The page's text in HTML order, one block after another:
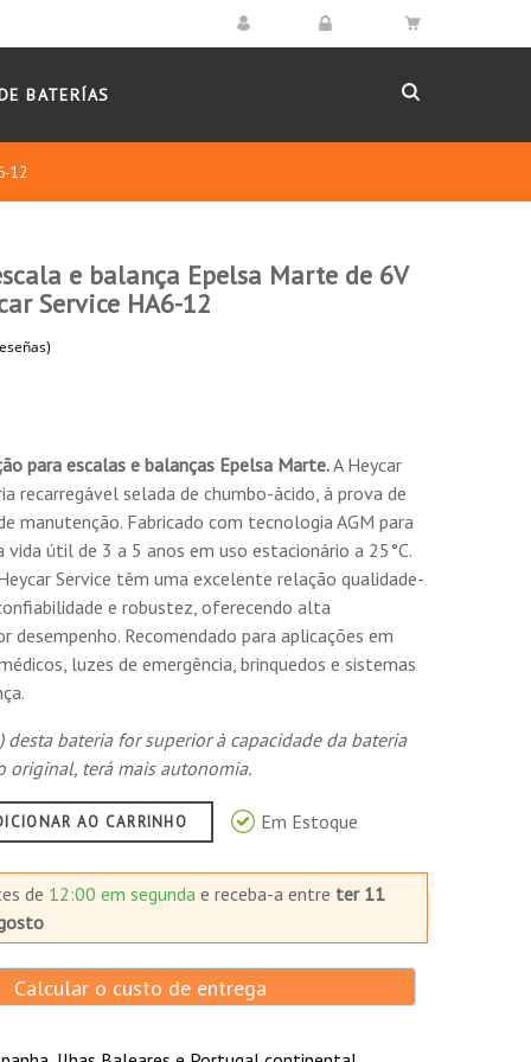
BATERÍAS
12
e balança Epelsa Marte de 6V
Service HA6-12
para escalas e balanças Epelsa Marte.A Heycar
recarregável selada de chumbo-ácido, à prova de
manutenção. Fabricado com tecnologia AGM para
vida útil de 3 a 5 anos em uso estacionário a 25°C.
Service têm uma excelente relação qualidade-
e robustez, oferecendo alta
desempenho. Recomendado para aplicações em
luzes de emergência, brinquedos e sistemas
desta bateria for superior à capacidade da bateria
original, terá mais autonomia.
AO CARRINHO Em Estoque
de 12:00 em segunda e receba-a entre ter 11
Calcular o custo de entrega